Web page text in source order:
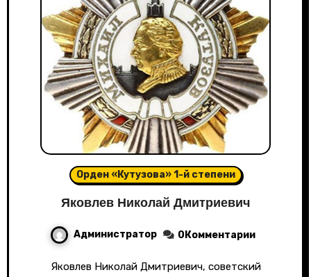
Орден «Кутузова» 1-й степени
Яковлев Николай Дмитриевич
Администратор 0Комментарии
Яковлев Николай Дмитриевич, советский